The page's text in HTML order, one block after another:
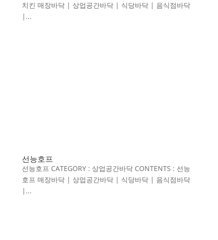
치킨 매장바닥 | 상업공간바닥 | 식당바닥 | 음식점바닥
|...
선능호프
선능호프 CATEGORY : 상업공간바닥 CONTENTS : 선능
호프 매장바닥 | 상업공간바닥 | 식당바닥 | 음식점바닥
|...